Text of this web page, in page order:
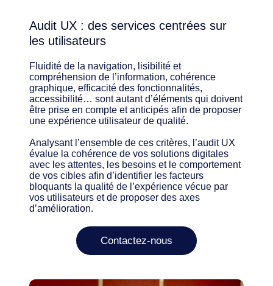
Audit UX : des services centrées sur
les utilisateurs
Fluidité de la navigation, lisibilité et
compréhension de l’information, cohérence
graphique, efficacité des fonctionnalités,
accessibilité… sont autant d’éléments qui doivent
être prise en compte et anticipés afin de proposer
une expérience utilisateur de qualité.
Analysant l’ensemble de ces critères, l’audit UX
évalue la cohérence de vos solutions digitales
avec les attentes, les besoins et le comportement
de vos cibles afin d’identifier les facteurs
bloquants la qualité de l’expérience vécue par
vos utilisateurs et de proposer des axes
d’amélioration.
Contactez-nous